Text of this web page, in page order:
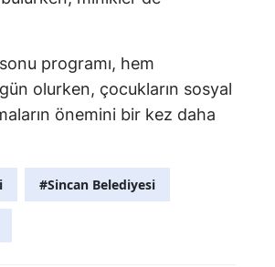
programı, hem
olurken, çocukların sosyal
önemini bir kez daha
#Sincan Belediyesi